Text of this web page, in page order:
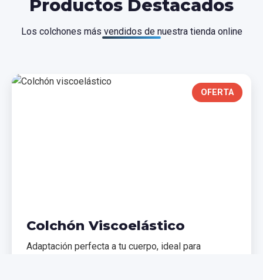
Productos Destacados
Los colchones más vendidos de nuestra tienda online
OFERTA
Colchón Viscoelástico
Adaptación perfecta a tu cuerpo, ideal para